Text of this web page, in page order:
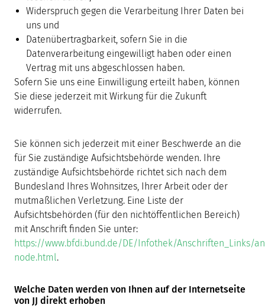
Widerspruch gegen die Verarbeitung Ihrer Daten bei
uns und
Datenübertragbarkeit, sofern Sie in die
Datenverarbeitung eingewilligt haben oder einen
Vertrag mit uns abgeschlossen haben.
Sofern Sie uns eine Einwilligung erteilt haben, können
Sie diese jederzeit mit Wirkung für die Zukunft
widerrufen.
Sie können sich jederzeit mit einer Beschwerde an die
für Sie zuständige Aufsichtsbehörde wenden. Ihre
zuständige Aufsichtsbehörde richtet sich nach dem
Bundesland Ihres Wohnsitzes, Ihrer Arbeit oder der
mutmaßlichen Verletzung. Eine Liste der
Aufsichtsbehörden (für den nichtöffentlichen Bereich)
mit Anschrift finden Sie unter:
https://www.bfdi.bund.de/DE/Infothek/Anschriften_Links/
node.html.
Welche Daten werden von Ihnen auf der Internetseite
von JJ direkt erhoben